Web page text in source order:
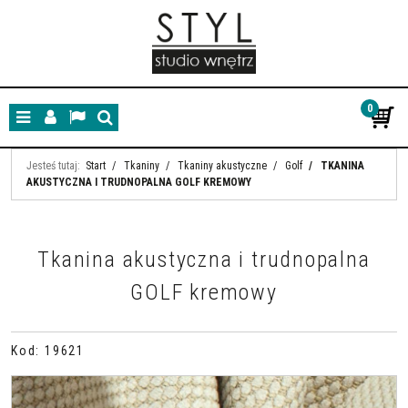
MenuPanelLangSzukaj
0
Jesteś tutaj: Start / Tkaniny / Tkaniny akustyczne / Golf /
TKANINA
AKUSTYCZNA I TRUDNOPALNA GOLF KREMOWY
Tkanina akustyczna i trudnopalna
GOLF kremowy
Kod : 19621